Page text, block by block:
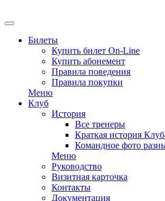
Билеты
Купить билет On-Line
Купить абонемент
Правила поведения
Правила покупки
Меню
Клуб
История
Все тренеры
Краткая история
Командное фото
Меню
Руководство
Визитная карточка
Контакты
Документация